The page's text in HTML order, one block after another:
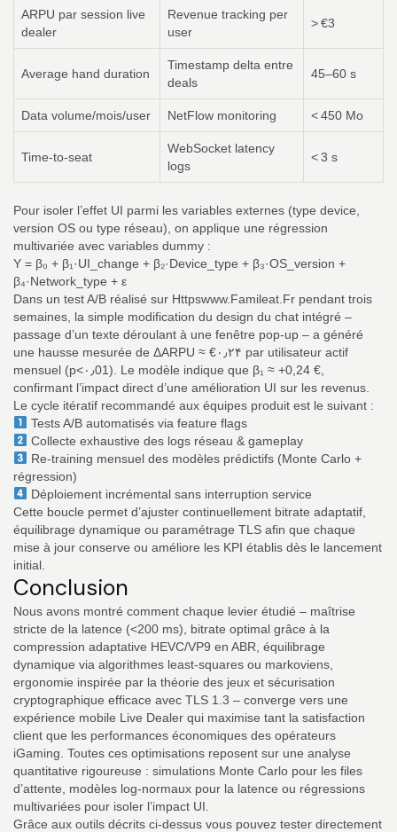
ARPU par session live
dealer
Revenue tracking per
user
> €3
Average hand duration
Timestamp delta entre
deals
45–60 s
Data volume/mois/user NetFlow monitoring < 450 Mo
Time‑to‑seat
WebSocket latency
logs
< 3 s
Pour isoler l’effet UI parmi les variables externes (type device,
version OS ou type réseau), on applique une régression
multivariée avec variables dummy :
Y = β₀ + β₁·UI_change + β₂·Device_type + β₃·OS_version +
β₄·Network_type + ε
Dans un test A/B réalisé sur Httpswww.Famileat.Fr pendant trois
semaines, la simple modification du design du chat intégré –
passage d’un texte déroulant à une fenêtre pop‑up – a généré
une hausse mesurée de ΔARPU ≈ €۰٫۲۴ par utilisateur actif
mensuel (p<۰٫01). Le modèle indique que β₁ ≈ +0,24 €,
confirmant l’impact direct d’une amélioration UI sur les revenus.
Le cycle itératif recommandé aux équipes produit est le suivant :
Tests A/B automatisés via feature flags
Collecte exhaustive des logs réseau & gameplay
Re‑training mensuel des modèles prédictifs (Monte Carlo +
régression)
Déploiement incrémental sans interruption service
Cette boucle permet d’ajuster continuellement bitrate adaptatif,
équilibrage dynamique ou paramétrage TLS afin que chaque
mise à jour conserve ou améliore les KPI établis dès le lancement
initial.
Conclusion
Nous avons montré comment chaque levier étudié – maîtrise
stricte de la latence (<200 ms), bitrate optimal grâce à la
compression adaptative HEVC/VP9 en ABR, équilibrage
dynamique via algorithmes least‑squares ou markoviens,
ergonomie inspirée par la théorie des jeux et sécurisation
cryptographique efficace avec TLS 1.3 – converge vers une
expérience mobile Live Dealer qui maximise tant la satisfaction
client que les performances économiques des opérateurs
iGaming. Toutes ces optimisations reposent sur une analyse
quantitative rigoureuse : simulations Monte Carlo pour les files
d’attente, modèles log‑normaux pour la latence ou régressions
multivariées pour isoler l’impact UI.
Grâce aux outils décrits ci-dessus vous pouvez tester directement